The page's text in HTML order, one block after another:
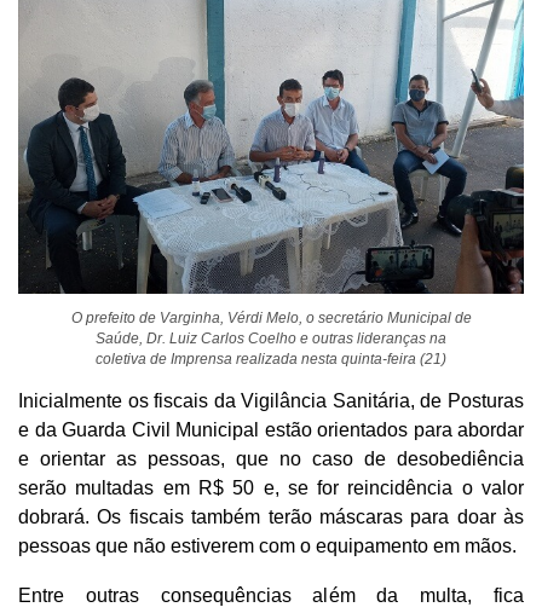
O prefeito de Varginha, Vérdi Melo, o secretário Municipal de
Saúde, Dr. Luiz Carlos Coelho e outras lideranças na
coletiva de Imprensa realizada nesta quinta-feira (21)
Inicialmente os fiscais da Vigilância Sanitária, de Posturas
e da Guarda Civil Municipal estão orientados para abordar
e orientar as pessoas, que no caso de desobediência
serão multadas em R$ 50 e, se for reincidência o valor
dobrará. Os fiscais também terão máscaras para doar às
pessoas que não estiverem com o equipamento em mãos.
Entre outras consequências além da multa, fica